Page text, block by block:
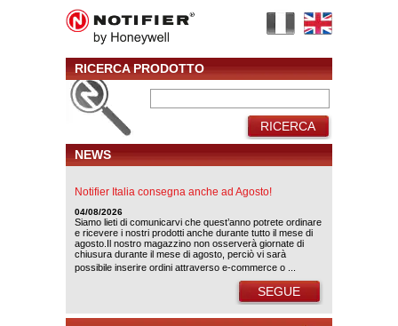
RICERCA PRODOTTO
RICERCA
NEWS
Notifier Italia consegna anche ad Agosto!
04/08/2026
Siamo lieti di comunicarvi che quest’anno potrete ordinare
e ricevere i nostri prodotti anche durante tutto il mese di
agosto.Il nostro magazzino non osserverà giornate di
chiusura durante il mese di agosto, perciò vi sarà
possibile inserire ordini attraverso e-commerce o ...
SEGUE